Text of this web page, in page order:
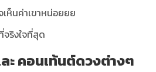
ห็นค่าเขาหน่อยยย
ริงใจที่สุด
ะ คอนเท้นต์ดวงต่างๆ